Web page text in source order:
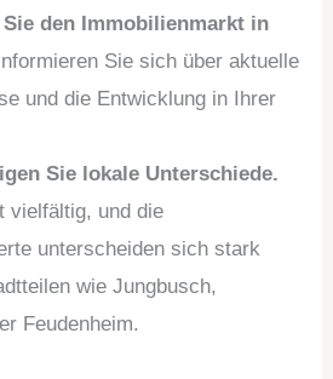
Sie den Immobilienmarkt in
Sie sich über aktuelle
und die Entwicklung in Ihrer
Sie lokale Unterschiede.
vielfältig, und die
unterscheiden sich stark
wie Jungbusch,
Feudenheim.